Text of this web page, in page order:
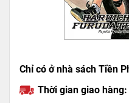
Chỉ có ở nhà sách Tiền
Thời gian giao hàng: